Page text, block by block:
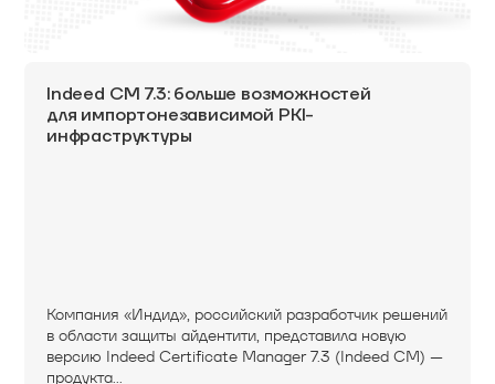
Indeed CM 7.3: больше возможностей
для импортонезависимой PKI-
инфраструктуры
Компания «Индид», российский разработчик решений
в области защиты айдентити, представила новую
версию Indeed Certificate Manager 7.3 (Indeed CM) —
продукта...